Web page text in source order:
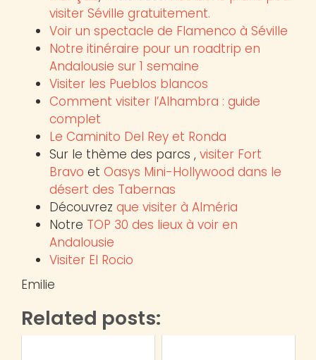
visiter Séville gratuitement.
Voir un spectacle de Flamenco à Séville
Notre itinéraire pour un roadtrip en
Andalousie sur 1 semaine
Visiter les Pueblos blancos
Comment visiter l’Alhambra : guide
complet
Le Caminito Del Rey et Ronda
Sur le thème des parcs , visiter Fort
Bravo et Oasys Mini-Hollywood dans le
désert des Tabernas
Découvrez que visiter à Alméria
Notre TOP 30 des lieux à voir en
Andalousie
Visiter El Rocio
Emilie
Related posts: